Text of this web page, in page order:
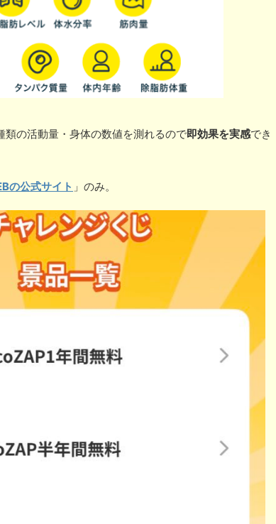
類の活動量・身体の数値を測れるので即効果を実感でき
の公式サイト 」のみ。